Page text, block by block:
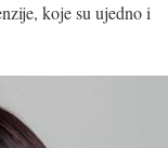
koje su ujedno i